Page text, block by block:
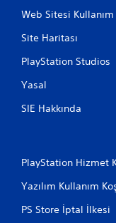
Web Sitesi Kullanım
Site Haritası
PlayStation Studios
Yasal
SIE Hakkında
PlayStation Hizmet
Yazılım Kullanım
PS Store İptal İlkesi